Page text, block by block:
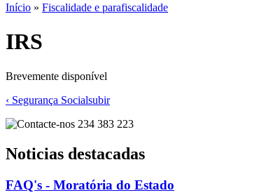
Início » Fiscalidade e parafiscalidade
IRS
Brevemente disponível
‹ Segurança Socialsubir
Noticias destacadas
FAQ's - Moratória do Estado